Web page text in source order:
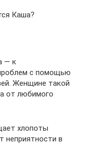
Каша?
— к
с помощью
Женщине такой
от любимого
хлопоты
неприятности в